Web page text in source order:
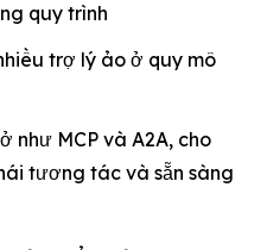
quy trình
trợ lý ảo ở quy mô
như MCP và A2A, cho
tương tác và sẵn sàng